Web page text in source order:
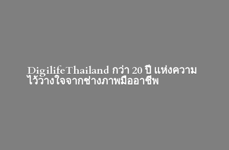
DigilifeThailand กว่า 20 ปี แห่งความ
ไว้วางใจจากช่างภาพมืออาชีพ